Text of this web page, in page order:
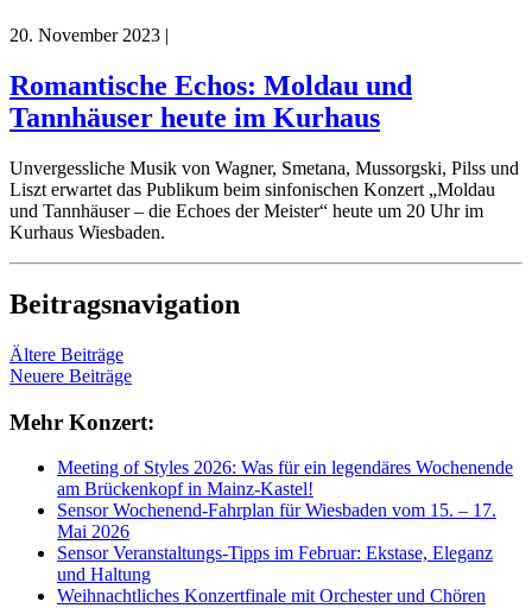
20. November 2023 |
Romantische Echos: Moldau und
Tannhäuser heute im Kurhaus
Unvergessliche Musik von Wagner, Smetana, Mussorgski, Pilss und
Liszt erwartet das Publikum beim sinfonischen Konzert „Moldau
und Tannhäuser – die Echoes der Meister“ heute um 20 Uhr im
Kurhaus Wiesbaden.
Beitragsnavigation
Ältere Beiträge
Neuere Beiträge
Mehr Konzert:
Meeting of Styles 2026: Was für ein legendäres Wochenende
am Brückenkopf in Mainz-Kastel!
Sensor Wochenend-Fahrplan für Wiesbaden vom 15. – 17.
Mai 2026
Sensor Veranstaltungs-Tipps im Februar: Ekstase, Eleganz
und Haltung
Weihnachtliches Konzertfinale mit Orchester und Chören